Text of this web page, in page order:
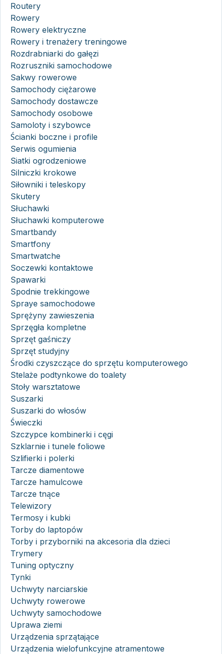
Routery
Rowery
Rowery elektryczne
Rowery i trenażery treningowe
Rozdrabniarki do gałęzi
Rozruszniki samochodowe
Sakwy rowerowe
Samochody ciężarowe
Samochody dostawcze
Samochody osobowe
Samoloty i szybowce
Ścianki boczne i profile
Serwis ogumienia
Siatki ogrodzeniowe
Silniczki krokowe
Siłowniki i teleskopy
Skutery
Słuchawki
Słuchawki komputerowe
Smartbandy
Smartfony
Smartwatche
Soczewki kontaktowe
Spawarki
Spodnie trekkingowe
Spraye samochodowe
Sprężyny zawieszenia
Sprzęgła kompletne
Sprzęt gaśniczy
Sprzęt studyjny
Środki czyszczące do sprzętu komputerowego
Stelaże podtynkowe do toalety
Stoły warsztatowe
Suszarki
Suszarki do włosów
Świeczki
Szczypce kombinerki i cęgi
Szklarnie i tunele foliowe
Szlifierki i polerki
Tarcze diamentowe
Tarcze hamulcowe
Tarcze tnące
Telewizory
Termosy i kubki
Torby do laptopów
Torby i przyborniki na akcesoria dla dzieci
Trymery
Tuning optyczny
Tynki
Uchwyty narciarskie
Uchwyty rowerowe
Uchwyty samochodowe
Uprawa ziemi
Urządzenia sprzątające
Urządzenia wielofunkcyjne atramentowe